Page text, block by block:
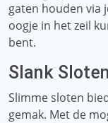
gaten houden via
oogje in het zeil
bent.
Slank Sloten
Slimme sloten
gemak. Met de